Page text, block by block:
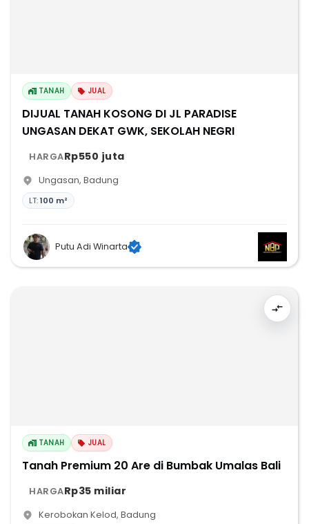
TANAH JUAL
DIJUAL TANAH KOSONG DI JL PARADISE
UNGASAN DEKAT GWK, SEKOLAH NEGRI
HARGARp550 juta
Ungasan, Badung
LT:100 m²
Putu Adi Winarta
TANAH JUAL
Tanah Premium 20 Are di Bumbak Umalas Bali
HARGARp35 miliar
Kerobokan Kelod, Badung